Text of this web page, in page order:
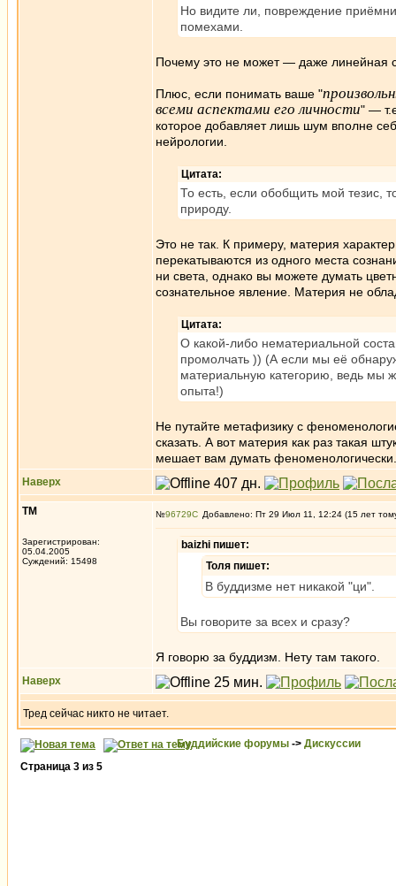
Но видите ли, повреждение
помехами.
Почему это не может — даже линейная
Плюс, если понимать ваше "
всеми аспектами его личности" —
которое добавляет лишь шум вполне
нейрологии.
Цитата:
То есть, если обобщить мой тезис,
природу.
Это не так. К примеру, материя
перекатываются из одного места
ни света, однако вы можете думать
сознательное явление. Материя не
Цитата:
О какой-либо нематериальной
промолчать )) (А если мы её
материальную категорию, ведь мы
опыта!)
Не путайте метафизику с
сказать. А вот материя как раз такая
мешает вам думать феноменологически.
Наверх
ТМ
Зарегистрирован:
05.04.2005
Суждений: 15498
№96729 Добавлено: Пт 29 Июл 11, 12:24 (15 лет
baizhi пишет:
Толя пишет:
В буддизме нет никакой "ци".
Вы говорите за всех и сразу?
Я говорю за буддизм. Нету там такого.
Наверх
Тред сейчас никто не читает.
Буддийские форумы -> Дискуссии
Страница 3 из 5